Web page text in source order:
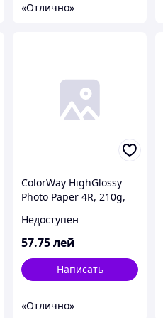
«Отлично»
ColorWay HighGlossy
Photo Paper 4R, 210g,
Недоступен
57.75лей
Написать
«Отлично»